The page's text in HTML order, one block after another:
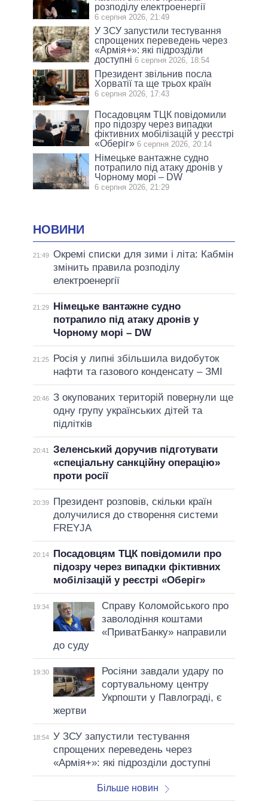
розподілу електроенергії
6 серпня 2026, 21:49
У ЗСУ запустили тестування
спрощених переведень через
«Армія+»: які підрозділи
доступні 6 серпня 2026, 18:54
Президент звільнив посла
Хорватії та ще трьох країн
6 серпня 2026, 17:43
Посадовцям ТЦК повідомили
про підозру через випадки
фіктивних мобілізацій у реєстрі
«Оберіг» 6 серпня 2026, 20:14
Німецьке вантажне судно
потрапило під атаку дронів у
Чорному морі – DW
6 серпня 2026, 21:29
НОВИНИ
21:49 Окремі списки для зими і літа: Кабмін
змінить правила розподілу
електроенергії
21:29
Німецьке вантажне судно
потрапило під атаку дронів у
Чорному морі – DW
21:25
Росія у липні збільшила видобуток
нафти та газового конденсату – ЗМІ
20:46 З окупованих територій повернули ще
одну групу українських дітей та
підлітків
20:41
Зеленський доручив підготувати
«спеціальну санкційну операцію»
проти росії
20:39
Президент розповів, скільки країн
долучилися до створення системи
FREYJA
20:14
Посадовцям ТЦК повідомили про
підозру через випадки фіктивних
мобілізацій у реєстрі «Оберіг»
19:34
Справу Коломойського про
заволодіння коштами
«ПриватБанку» направили
до суду
19:30
Росіяни завдали удару по
сортувальному центру
Укрпошти у Павлограді, є
жертви
18:54 У ЗСУ запустили тестування
спрощених переведень через
«Армія+»: які підрозділи доступні
Більше новин